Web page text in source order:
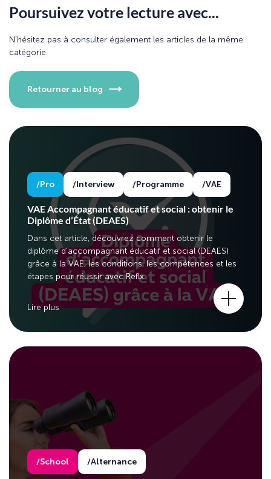
Poursuivez votre lecture avec...
N’hésitez pas à consulter également les articles de la même
catégorie.
Retourner au blog
Pro Interview Programme VAE
VAE Accompagnant éducatif et social : obtenir le
Diplôme d’État (DEAES)
Dans cet article, découvrez comment obtenir le
diplôme d’accompagnant éducatif et social (DEAES)
grâce à la VAE, les conditions, les compétences et les
étapes pour réussir avec Reflx.
Lire plus
School Alternance